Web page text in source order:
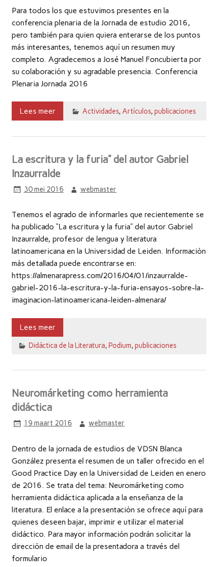
Para todos los que estuvimos presentes en la
conferencia plenaria de la Jornada de estudio 2016,
pero también para quien quiera enterarse de los puntos
más interesantes, tenemos aquí un resumen muy
completo. Agradecemos a José Manuel Foncubierta por
su colaboración y su agradable presencia. Conferencia
Plenaria Jornada 2016
Lees meer Actividades, Artículos, publicaciones
La escritura y la furia” del autor Gabriel
Inzaurralde
30 mei 2016 webmaster
Tenemos el agrado de informarles que recientemente se
ha publicado “La escritura y la furia” del autor Gabriel
Inzaurralde, profesor de lengua y literatura
latinoamericana en la Universidad de Leiden. Información
más detallada puede encontrarse en:
https://almenarapress.com/2016/04/01/inzaurralde-
gabriel-2016-la-escritura-y-la-furia-ensayos-sobre-la-
imaginacion-latinoamericana-leiden-almenara/
Lees meer
Didáctica de la Literatura, Podium, publicaciones
Neuromárketing como herramienta
didáctica
19 maart 2016 webmaster
Dentro de la jornada de estudios de VDSN Blanca
González presenta el resumen de un taller ofrecido en el
Good Practice Day en la Universidad de Leiden en enero
de 2016. Se trata del tema: Neuromárketing como
herramienta didáctica aplicada a la enseñanza de la
literatura. El enlace a la presentación se ofrece aquí para
quienes deseen bajar, imprimir e utilizar el material
didáctico. Para mayor información podrán solicitar la
dirección de email de la presentadora a través del
formulario